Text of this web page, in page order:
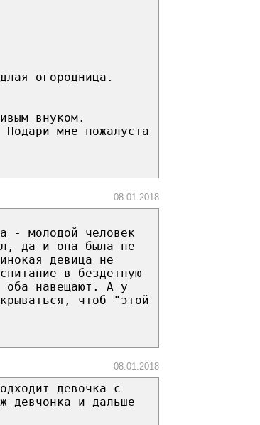
огородница.
внуком.
мне пожалуста
08.01.2018
- молодой человек
да и она была не
девица не
в бездетную
оба навещают. А у
чтоб "этой
08.01.2018
девочка с
девчонка и дальше